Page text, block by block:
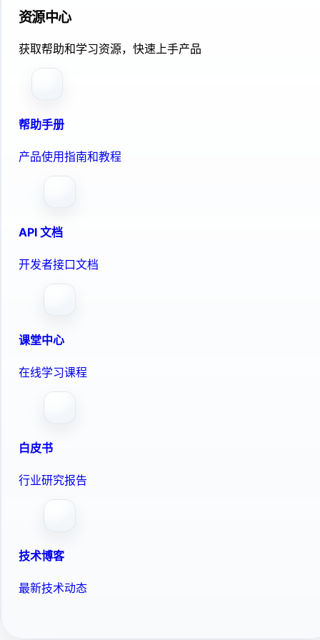
资源中心
获取帮助和学习资源，快速上手产品
帮助手册
产品使用指南和教程
API 文档
开发者接口文档
课堂中心
在线学习课程
白皮书
行业研究报告
技术博客
最新技术动态